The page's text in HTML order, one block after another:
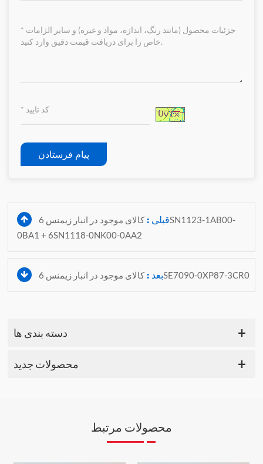
پیام فرستادن
قبلی :
کالای موجود در انبار زیمنس 6SN1123-1AB00-
0BA1 + 6SN1118-0NK00-0AA2
بعد :کالای موجود در انبار زیمنس 6SE7090-0XP87-3CR0
دسته بندی ها
محصولات جدید
محصولات مرتبط